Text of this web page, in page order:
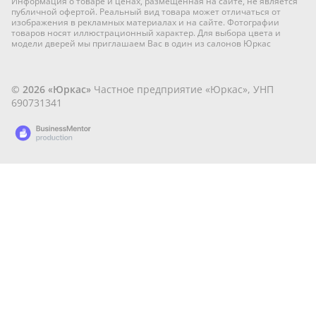
публичной офертой. Реальный вид товара может отличаться от
изображения в рекламных материалах и на сайте. Фотографии
товаров носят иллюстрационный характер. Для выбора цвета и
модели дверей мы приглашаем Вас в один из салонов Юркас
© 2026 «Юркас» Частное предприятие «Юркас», УНП
690731341